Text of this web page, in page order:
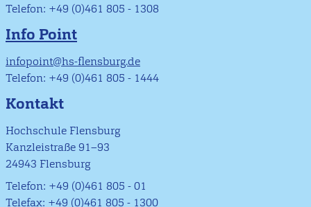
Telefon: +49 (0)461 805 - 1308
Info Point
infopoint@hs-flensburg.de
Telefon: +49 (0)461 805 - 1444
Kontakt
Hochschule Flensburg
Kanzleistraße 91–93
24943 Flensburg
Telefon: +49 (0)461 805 - 01
Telefax: +49 (0)461 805 - 1300